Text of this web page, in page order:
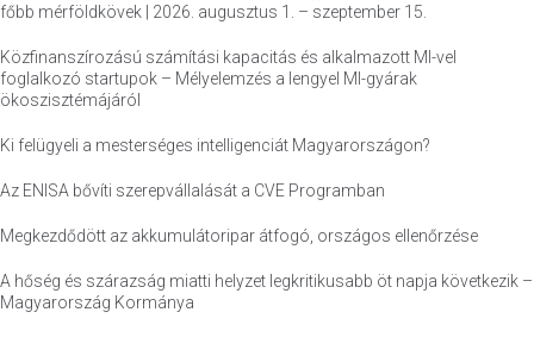
főbb mérföldkövek | 2026. augusztus 1. – szeptember 15.
Közfinanszírozású számítási kapacitás és alkalmazott MI-vel
foglalkozó startupok – Mélyelemzés a lengyel MI-gyárak
ökoszisztémájáról
Ki felügyeli a mesterséges intelligenciát Magyarországon?
Az ENISA bővíti szerepvállalását a CVE Programban
Megkezdődött az akkumulátoripar átfogó, országos ellenőrzése
A hőség és szárazság miatti helyzet legkritikusabb öt napja következik –
Magyarország Kormánya